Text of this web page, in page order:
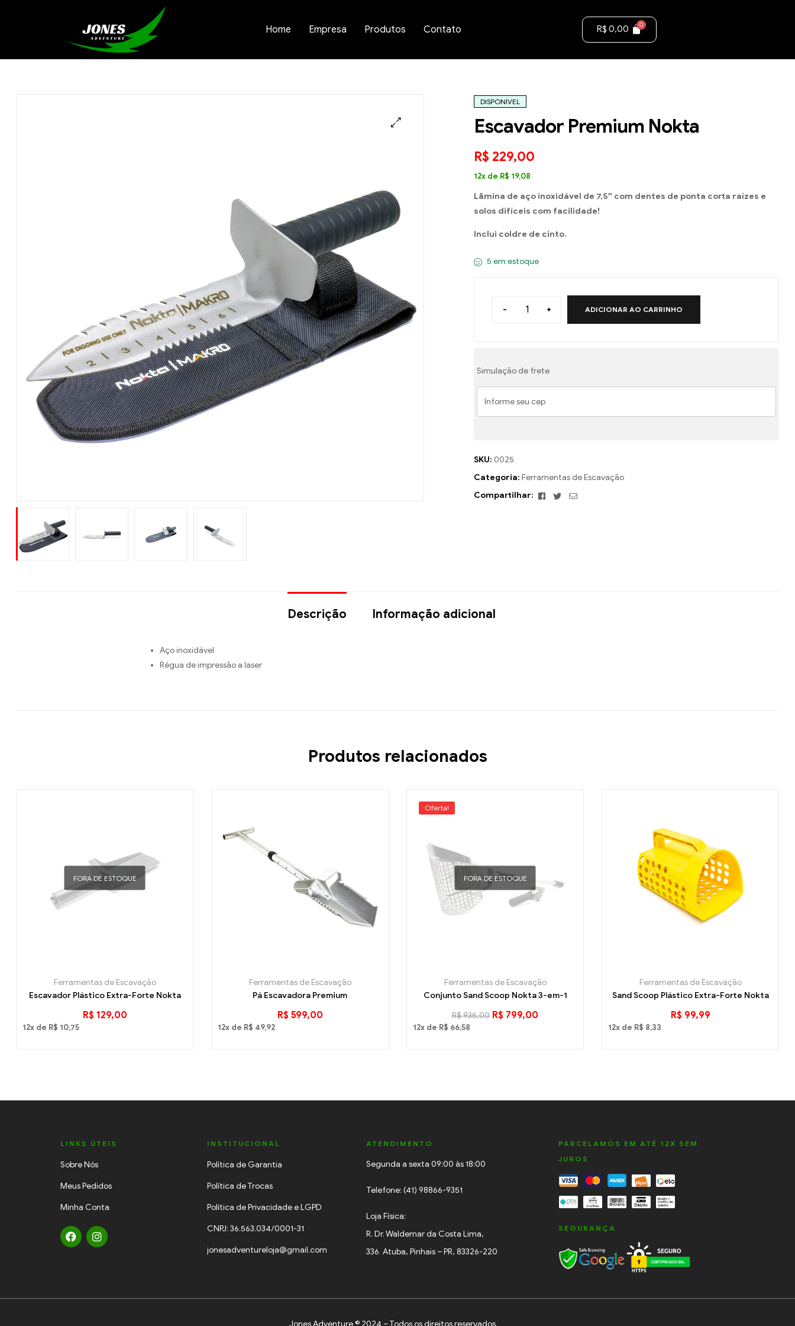
Home Empresa Produtos Contato R$ 0,00
DISPONÍVEL
Escavador Premium Nokta
R$ 229,00
12x de R$ 19,08
Lâmina de aço inoxidável de 7,5″ com dentes de ponta corta raízes e
solos difíceis com facilidade!
Inclui coldre de cinto.
5 em estoque
- + ADICIONAR AO CARRINHO
Simulação de frete
SKU: 0025
Categoria: Ferramentas de Escavação
Compartilhar:
Facebook
Twitter
E-
Descrição Informação adicional
Aço inoxidável
Régua de impressão a laser
Produtos relacionados
FORA DE ESTOQUE
Ferramentas de Escavação
Escavador Plástico Extra-Forte Nokta
R$ 129,00
12x de R$ 10,75
Ferramentas de Escavação
Pá Escavadora Premium
R$ 599,00
12x de R$ 49,92
Oferta!
FORA DE ESTOQUE
Ferramentas de Escavação
Conjunto Sand Scoop Nokta 3-em-1
R$935,00 R$ 799,00
12x de R$ 66,58
Ferramentas de Escavação
Sand Scoop Plástico Extra-Forte Nokta
R$ 99,99
12x de R$ 8,33
LINKS ÚTEIS
Sobre Nós
Meus Pedidos
Minha Conta
INSTITUCIONAL
Política de Garantia
Política de Trocas
Política de Privacidade e LGPD
CNPJ: 36.563.034/0001-31
jonesadventureloja@gmail.com
ATENDIMENTO
Segunda a sexta 09:00 às 18:00
Telefone: (41) 98866-9351
Loja Física:
R. Dr. Waldemar da Costa Lima,
336 Atuba, Pinhais – PR, 83326-220
PARCELAMOS EM ATÉ 12X SEM
JUROS
SEGURANÇA
Jones Adventure © 2024 – Todos os direitos reservados.